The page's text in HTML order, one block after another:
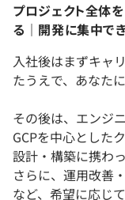
プロジェクト全体
る｜開発に集中で
入社後はまずキャ
たうえで、あなた
その後は、エンジ
GCPを中心とした
設計・構築に携わ
さらに、運用改善
など、希望に応じ